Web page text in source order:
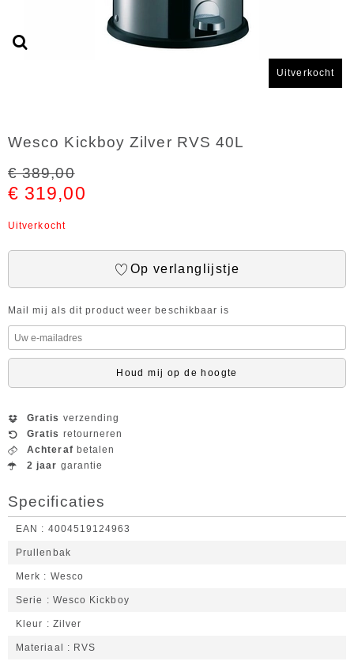
Uitverkocht
Wesco Kickboy Zilver RVS 40L
€ 389,00
€ 319,00
Uitverkocht
Op verlanglijstje
Mail mij als dit product weer beschikbaar is
Houd mij op de hoogte
Gratis verzending
Gratis retourneren
Achteraf betalen
2 jaar garantie
Specificaties
EAN 4004519124963
Prullenbak
Merk Wesco
Serie Wesco Kickboy
Kleur Zilver
Materiaal RVS